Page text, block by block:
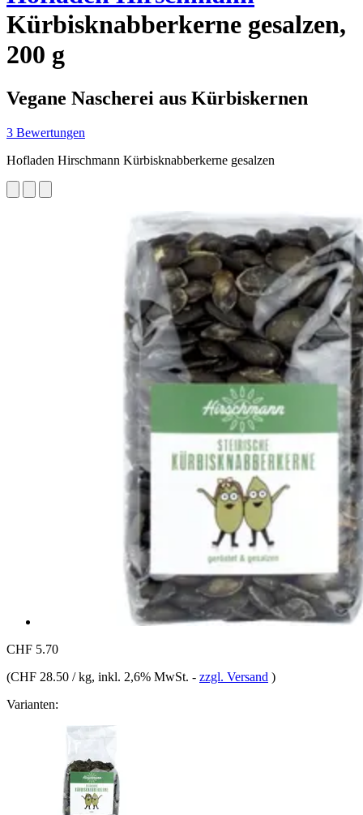
Kürbisknabberkerne gesalzen,
200 g
Vegane Nascherei aus Kürbiskernen
3 Bewertungen
Hofladen Hirschmann Kürbisknabberkerne gesalzen
CHF 5.70
(CHF 28.50 / kg, inkl. 2,6% MwSt. - zzgl. Versand )
Varianten: